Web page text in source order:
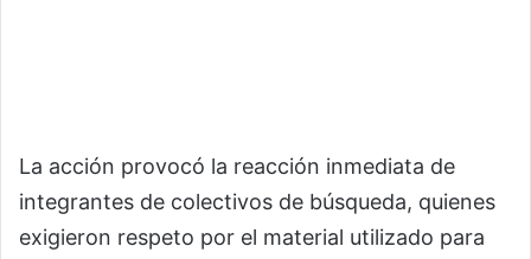
La acción provocó la reacción inmediata de
integrantes de colectivos de búsqueda, quienes
exigieron respeto por el material utilizado para